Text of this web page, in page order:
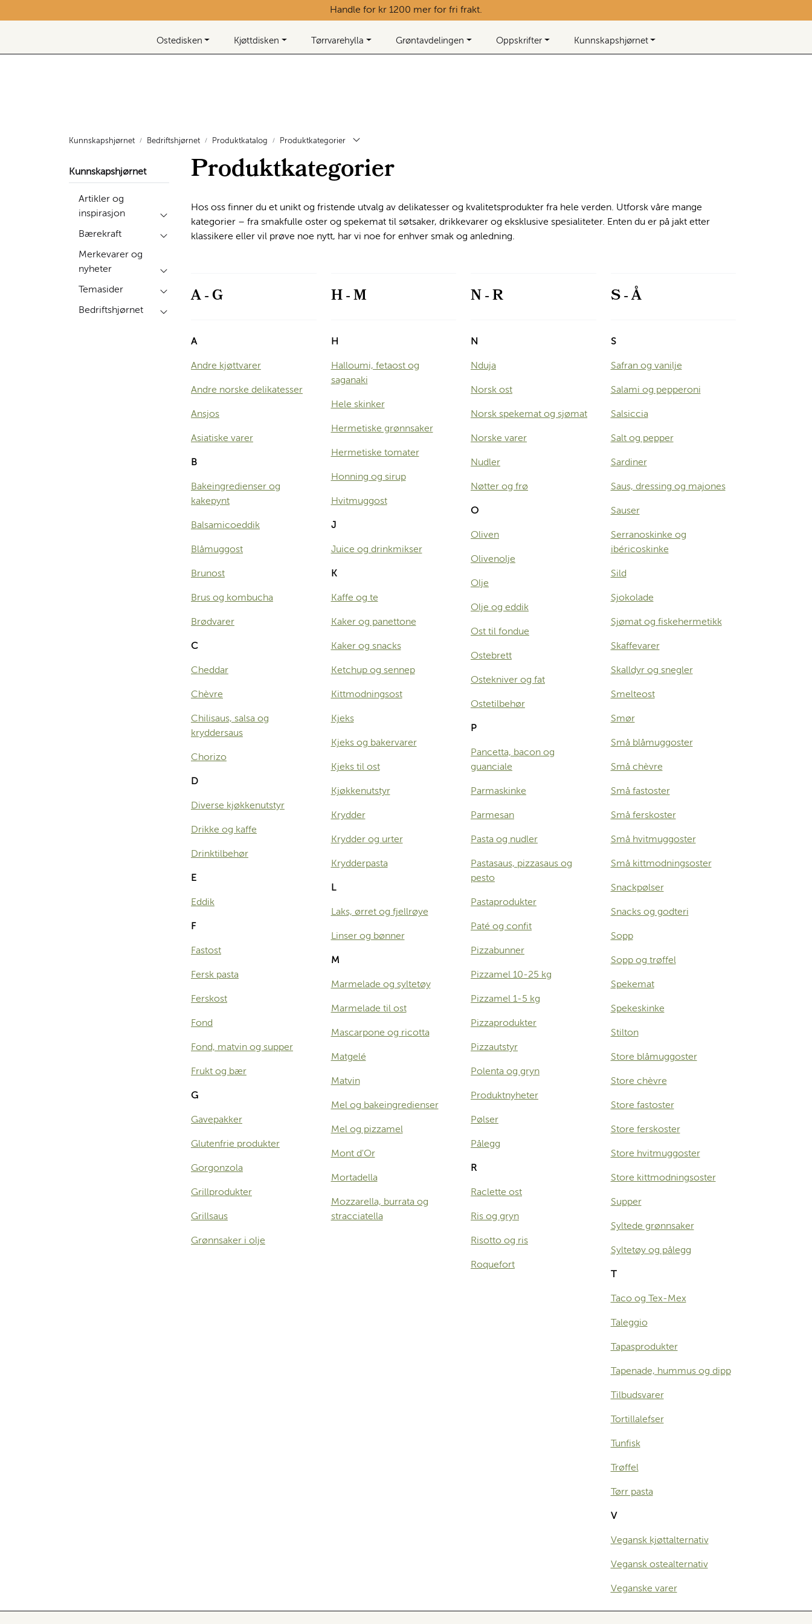
Handle for kr 1200 mer for fri frakt.
Infosenter Favoritter
Ostedisken Kjøttdisken Tørrvarehylla Grøntavdelingen Oppskrifter Kunnskapshjørnet
Kunnskapshjørnet Bedriftshjørnet Produktkatalog Produktkategorier
Kunnskapshjørnet
Artikler og
inspirasjon
Bærekraft
Merkevarer og
nyheter
Temasider
Bedriftshjørnet
Produktkategorier
Hos oss finner du et unikt og fristende utvalg av delikatesser og kvalitetsprodukter fra hele verden. Utforsk våre mange
kategorier – fra smakfulle oster og spekemat til søtsaker, drikkevarer og eksklusive spesialiteter. Enten du er på jakt etter
klassikere eller vil prøve noe nytt, har vi noe for enhver smak og anledning.
A - G
A
Andre kjøttvarer
Andre norske delikatesser
Ansjos
Asiatiske varer
B
Bakeingredienser og
kakepynt
Balsamicoeddik
Blåmuggost
Brunost
Brus og kombucha
Brødvarer
C
Cheddar
Chèvre
Chilisaus, salsa og
kryddersaus
Chorizo
D
Diverse kjøkkenutstyr
Drikke og kaffe
Drinktilbehør
E
Eddik
F
Fastost
Fersk pasta
Ferskost
Fond
Fond, matvin og supper
Frukt og bær
G
Gavepakker
Glutenfrie produkter
Gorgonzola
Grillprodukter
Grillsaus
Grønnsaker i olje
H - M
H
Halloumi, fetaost og
saganaki
Hele skinker
Hermetiske grønnsaker
Hermetiske tomater
Honning og sirup
Hvitmuggost
J
Juice og drinkmikser
K
Kaffe og te
Kaker og panettone
Kaker og snacks
Ketchup og sennep
Kittmodningsost
Kjeks
Kjeks og bakervarer
Kjeks til ost
Kjøkkenutstyr
Krydder
Krydder og urter
Krydderpasta
L
Laks, ørret og fjellrøye
Linser og bønner
M
Marmelade og syltetøy
Marmelade til ost
Mascarpone og ricotta
Matgelé
Matvin
Mel og bakeingredienser
Mel og pizzamel
Mont d'Or
Mortadella
Mozzarella, burrata og
stracciatella
N - R
N
Nduja
Norsk ost
Norsk spekemat og sjømat
Norske varer
Nudler
Nøtter og frø
O
Oliven
Olivenolje
Olje
Olje og eddik
Ost til fondue
Ostebrett
Ostekniver og fat
Ostetilbehør
P
Pancetta, bacon og
guanciale
Parmaskinke
Parmesan
Pasta og nudler
Pastasaus, pizzasaus og
pesto
Pastaprodukter
Paté og confit
Pizzabunner
Pizzamel 10-25 kg
Pizzamel 1-5 kg
Pizzaprodukter
Pizzautstyr
Polenta og gryn
Produktnyheter
Pølser
Pålegg
R
Raclette ost
Ris og gryn
Risotto og ris
Roquefort
S - Å
S
Safran og vanilje
Salami og pepperoni
Salsiccia
Salt og pepper
Sardiner
Saus, dressing og majones
Sauser
Serranoskinke og
ibéricoskinke
Sild
Sjokolade
Sjømat og fiskehermetikk
Skaffevarer
Skalldyr og snegler
Smelteost
Smør
Små blåmuggoster
Små chèvre
Små fastoster
Små ferskoster
Små hvitmuggoster
Små kittmodningsoster
Snackpølser
Snacks og godteri
Sopp
Sopp og trøffel
Spekemat
Spekeskinke
Stilton
Store blåmuggoster
Store chèvre
Store fastoster
Store ferskoster
Store hvitmuggoster
Store kittmodningsoster
Supper
Syltede grønnsaker
Syltetøy og pålegg
T
Taco og Tex-Mex
Taleggio
Tapasprodukter
Tapenade, hummus og dipp
Tilbudsvarer
Tortillalefser
Tunfisk
Trøffel
Tørr pasta
V
Vegansk kjøttalternativ
Vegansk ostealternativ
Veganske varer